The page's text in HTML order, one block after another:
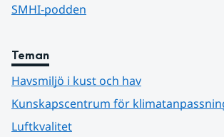
SMHI-podden
Teman
Havsmiljö i kust och hav
Kunskapscentrum för
Luftkvalitet